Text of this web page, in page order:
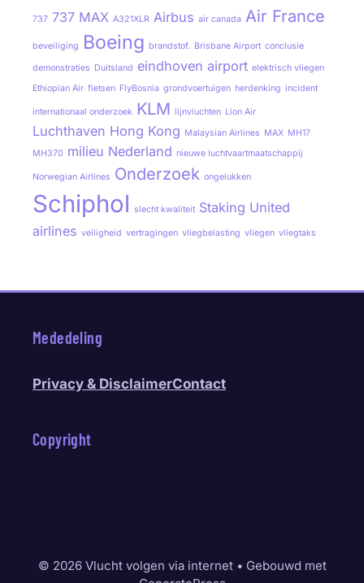
737 737 MAX A321XLR Airbus air canada Air France
beveiliging Boeing brandstof. Brisbane Airport conclusie
demonstraties Duitsland eindhoven airport elektrisch vliegen
Ethiopian Air fietsen FlyBosnia grondvoertuigen herdenking incident
internationaal onderzoek KLM lijnvluchten Lion Air
Luchthaven Hong Kong Malaysian Airlines MAX MH17
MH370 milieu Nederland nieuwe luchtvaartmaatschappij
Norwegian Airlines Onderzoek ongelukken
Schiphol slecht kwaliteit Staking United
airlines veiligheid vertragingen vliegbelasting vliegen vliegtaks
Mededeling
Privacy & DisclaimerContact
Copyright
© 2026 Vlucht volgen via internet• Gebouwd met